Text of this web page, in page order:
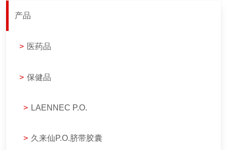
产品
> 医药品
> 保健品
> LAENNEC P.O.
> 久来仙P.O.脐带胶囊